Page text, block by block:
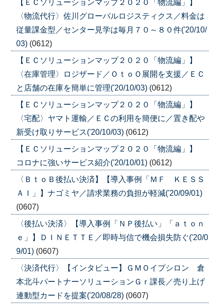
【ＥＣソリューションマップ２０２０「物流編」】
〈物流代行〉佐川グローバルロジスティクス／料金は
従量課金型／センター見学は毎月７０～８０件('20/10/
03) (0612)
【ＥＣソリューションマップ２０２０「物流編」】
〈在庫管理〉ロジザード／ＯｔｏＯ展開を支援／ＥＣ
と店舗の在庫を簡単に管理('20/10/03) (0612)
【ＥＣソリューションマップ２０２０「物流編」】
〈宅配〉ヤマト運輸／ＥＣの利用を簡便に／置き配や
新受け取りサービス('20/10/03) (0612)
【ＥＣソリューションマップ２０２０「物流編」】
コロナに強いサービス紹介('20/10/01) (0612)
〈ＢｔｏＢ後払い決済】【導入事例「ＭＦ ＫＥＳＳ
ＡＩ」】ナゴミヤ／請求業務の負担が軽減('20/09/01)
(0607)
〈後払い決済〉【導入事例「ＮＰ後払い」「ａｔｏｎ
ｅ」】ＤＩＮＥＴＴＥ／即時与信で機会損失防ぐ('20/0
9/01) (0607)
〈決済代行〉【インタビュー】ＧＭＯイプシロン 倉
本北斗パートナーソリューションＧｒ課長／売り上げ
連動型カードを提案('20/08/28) (0607)